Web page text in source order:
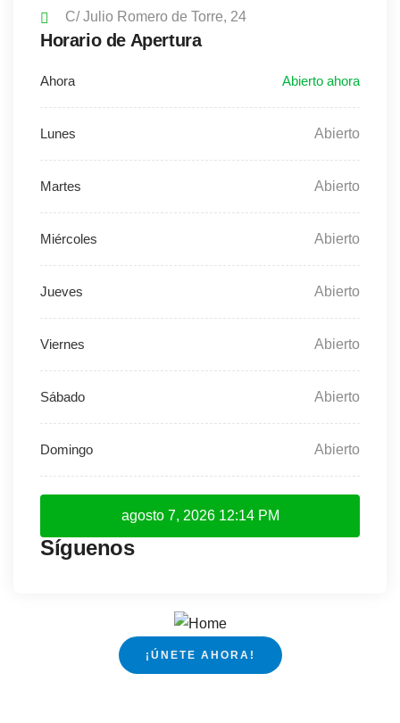
C/ Julio Romero de Torre, 24
Horario de Apertura
Abierto
Abierto
Abierto
Abierto
Abierto
Abierto
Abierto
agosto 7, 2026 12:14 PM
Síguenos
¡ÚNETE AHORA!